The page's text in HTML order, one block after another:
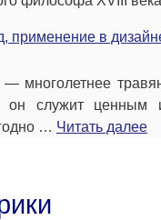
в
многолетнее
он служит ценным
… Читать далее